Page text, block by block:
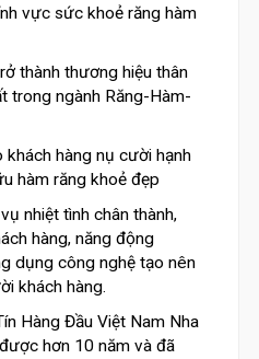
vực sức khoẻ răng hàm
thành thương hiệu thân
trong ngành Răng-Hàm-
khách hàng nụ cười hạnh
hàm răng khoẻ đẹp
nhiệt tình chân thành,
hàng, năng động
dụng công nghệ tạo nên
khách hàng.
Hàng Đầu Việt Nam Nha
hơn 10 năm và đã